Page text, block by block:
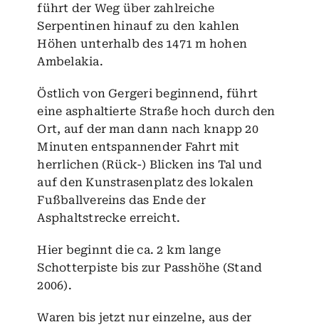
führt der Weg über zahlreiche
Serpentinen hinauf zu den kahlen
Höhen unterhalb des 1471 m hohen
Ambelakia.
Östlich von Gergeri beginnend, führt
eine asphaltierte Straße hoch durch den
Ort, auf der man dann nach knapp 20
Minuten entspannender Fahrt mit
herrlichen (Rück-) Blicken ins Tal und
auf den Kunstrasenplatz des lokalen
Fußballvereins das Ende der
Asphaltstrecke erreicht.
Hier beginnt die ca. 2 km lange
Schotterpiste bis zur Passhöhe (Stand
2006).
Waren bis jetzt nur einzelne, aus der